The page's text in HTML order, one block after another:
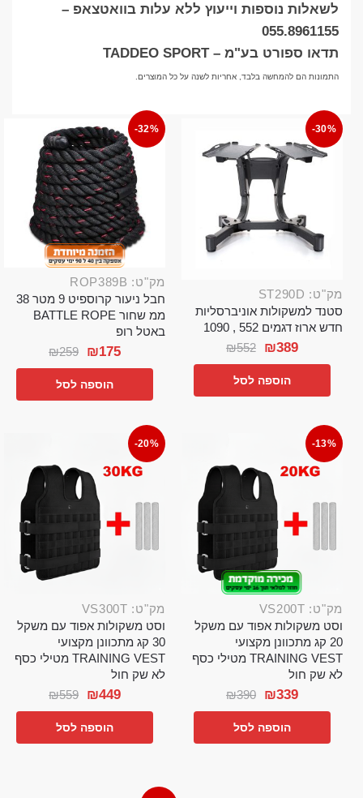
לשאלות נוספות וייעוץ ללא עלות בוואטצאפ –
055.8961155
תדאו ספורט בע"מ – TADDEO SPORT
התמונות הם להמחשה בלבד, אחריות לשנה על כל המוצרים.
-30%
מק"ט: ST290D
סטנד למשקולות אוניברסליות
חדש ארוז דגמים 552 , 1090
₪552 ₪389
הוספה לסל
-32%
מק"ט: ROP389B
חבל ניעור קרוספיט 9 מטר 38
ממ שחור BATTLE ROPE
באטל רופ
₪259 ₪175
הוספה לסל
-13%
מק"ט: VS200T
וסט משקולות אפוד עם משקל
20 קג מתכוונן מקצועי
TRAINING VEST מטילי כסף
לא שק חול
₪390 ₪339
הוספה לסל
-20%
מק"ט: VS300T
וסט משקולות אפוד עם משקל
30 קג מתכוונן מקצועי
TRAINING VEST מטילי כסף
לא שק חול
₪559 ₪449
הוספה לסל